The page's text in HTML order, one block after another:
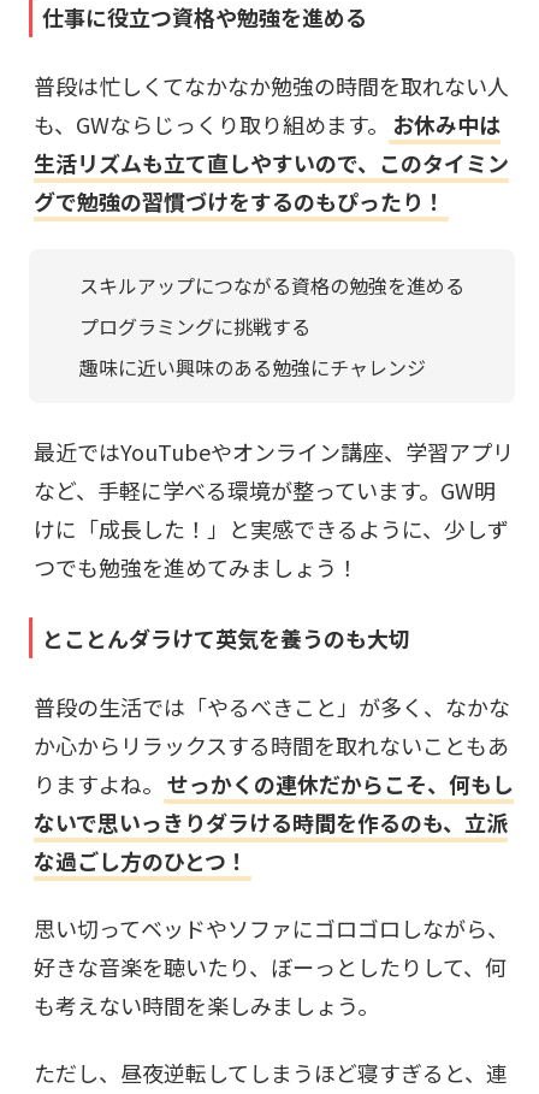
仕事に役立つ資格や勉強を進める
普段は忙しくてなかなか勉強の時間を取れない人
も、GWならじっくり取り組めます。 お休み中は
生活リズムも立て直しやすいので、このタイミン
グで勉強の習慣づけをするのもぴったり！
スキルアップにつながる資格の勉強を進める
プログラミングに挑戦する
趣味に近い興味のある勉強にチャレンジ
最近ではYouTubeやオンライン講座、学習アプリ
など、手軽に学べる環境が整っています。GW明
けに「成長した！」と実感できるように、少しず
つでも勉強を進めてみましょう！
とことんダラけて英気を養うのも大切
普段の生活では「やるべきこと」が多く、なかな
か心からリラックスする時間を取れないこともあ
りますよね。 せっかくの連休だからこそ、何もし
ないで思いっきりダラける時間を作るのも、立派
な過ごし方のひとつ！
思い切ってベッドやソファにゴロゴロしながら、
好きな音楽を聴いたり、ぼーっとしたりして、何
も考えない時間を楽しみましょう。
ただし、昼夜逆転してしまうほど寝すぎると、連